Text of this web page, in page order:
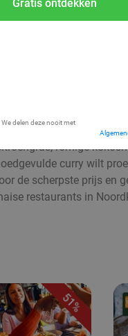
Gratis ontdekken
delen deze nooit met
romige
curry wilt
de scherpste prijs en
restaurants in
51%